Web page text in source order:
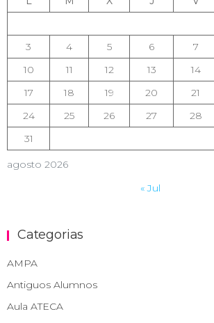
agosto 2026
3
4 5 6 7
10
11 12 13 14
17
18 19 20 21
24
25 26 27 28
31
« Jul
Categorias
AMPA
Antiguos Alumnos
Aula ATECA